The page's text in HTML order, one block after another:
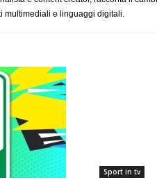
multimediali e linguaggi digitali.
Sport in tv